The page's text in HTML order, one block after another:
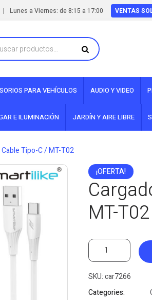
| Lunes a Viernes: de 8:15 a 17:00 VENTAS
PARA VEHÍCULOS AUDIO Y VIDEO
E ILUMINACIÓN JARDÍN Y AIRE LIBRE
Tipo-C / MT-T02
¡OFERTA!
MT-T02
SKU:car7266
Categories: